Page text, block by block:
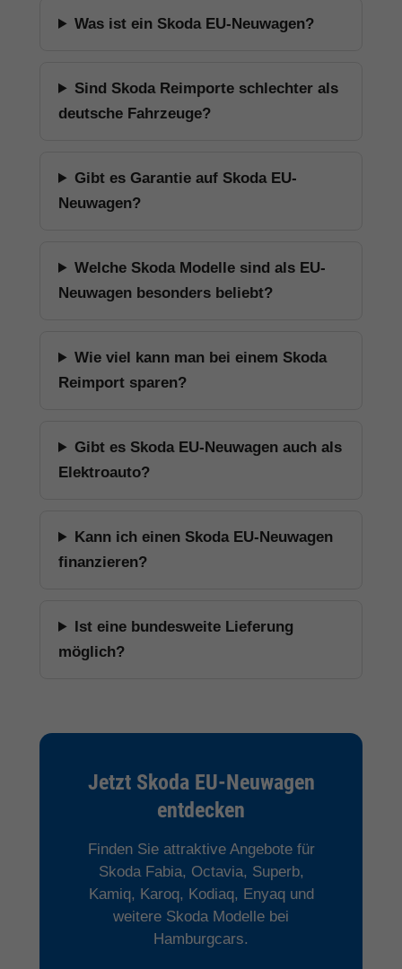
Was ist ein Skoda EU-Neuwagen?
Sind Skoda Reimporte schlechter als
deutsche Fahrzeuge?
Gibt es Garantie auf Skoda EU-
Neuwagen?
Welche Skoda Modelle sind als EU-
Neuwagen besonders beliebt?
Wie viel kann man bei einem Skoda
Reimport sparen?
Gibt es Skoda EU-Neuwagen auch als
Elektroauto?
Kann ich einen Skoda EU-Neuwagen
finanzieren?
Ist eine bundesweite Lieferung
möglich?
Jetzt Skoda EU-Neuwagen
entdecken
Finden Sie attraktive Angebote für
Skoda Fabia, Octavia, Superb,
Kamiq, Karoq, Kodiaq, Enyaq und
weitere Skoda Modelle bei
Hamburgcars.